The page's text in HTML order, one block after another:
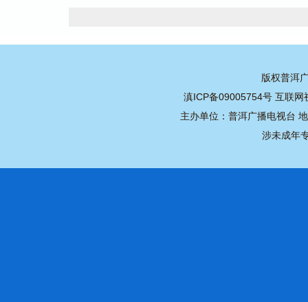
版权普洱
滇ICP备09005754号 互联网
主办单位：普洱广播电视台
涉未成年